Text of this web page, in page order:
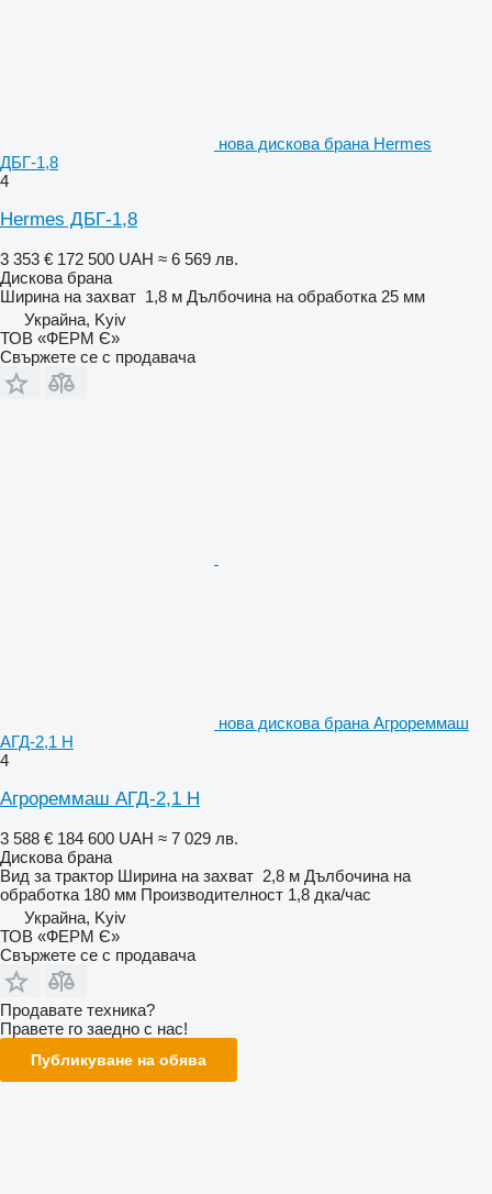
нова дискова брана Hermes
ДБГ-1,8
4
Hermes ДБГ-1,8
3 353 € 172 500 UAH ≈ 6 569 лв.
Дискова брана
Ширина на захват 1,8 м Дълбочина на обработка 25 мм
Украйна, Kyiv
ТОВ «ФЕРМ Є»
Свържете се с продавача
нова дискова брана Агрореммаш
АГД-2,1 Н
4
Агрореммаш АГД-2,1 Н
3 588 € 184 600 UAH ≈ 7 029 лв.
Дискова брана
Вид за трактор Ширина на захват 2,8 м Дълбочина на
обработка 180 мм Производителност 1,8 дка/час
Украйна, Kyiv
ТОВ «ФЕРМ Є»
Свържете се с продавача
Продавате техника?
Правете го заедно с нас!
Публикуване на обява